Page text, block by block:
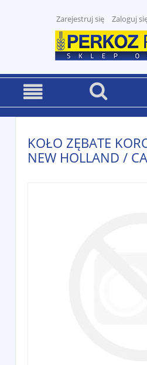
Zarejestruj się Zaloguj
KOŁO ZĘBATE
NEW HOLLAND /